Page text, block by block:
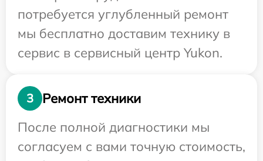
потребуется углубленный ремонт
мы бесплатно доставим технику в
сервис в сервисный центр Yukon.
3
Ремонт техники
После полной диагностики мы
согласуем с вами точную стоимость,